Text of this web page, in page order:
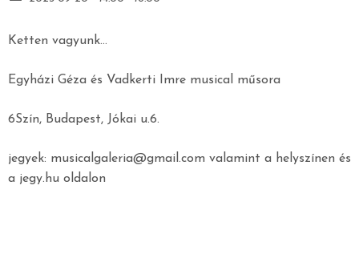
Ketten vagyunk…
Egyházi Géza és Vadkerti Imre musical műsora
6Szín, Budapest, Jókai u.6.
jegyek: musicalgaleria@gmail.com valamint a helyszínen és
a jegy.hu oldalon